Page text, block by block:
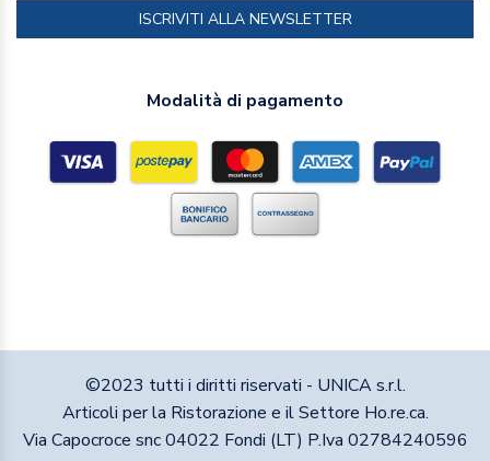
ISCRIVITI ALLA NEWSLETTER
Modalità di pagamento
©2023 tutti i diritti riservati - UNICA s.r.l.
Articoli per la Ristorazione e il Settore Ho.re.ca.
Via Capocroce snc 04022 Fondi (LT) P.Iva 02784240596